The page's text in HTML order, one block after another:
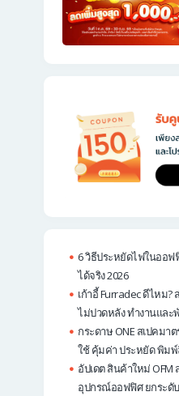
6 วิธีประหยัดไฟในออ
ได้จริง 2026
เก้าอี้ Furradec ดีไหม
ไม่ปวดหลัง ทำงานและ
กระดาษ ONE สเปคมา
ใช้ คุ้มค่า ประหยัด พิม
อัปเดต สินค้าใหม่ OFM
อุปกรณ์ออฟฟิศ ยกระดั